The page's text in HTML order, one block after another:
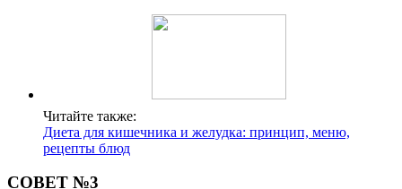
Читайте также:
Диета для кишечника и желудка: принцип, меню,
рецепты блюд
СОВЕТ №3